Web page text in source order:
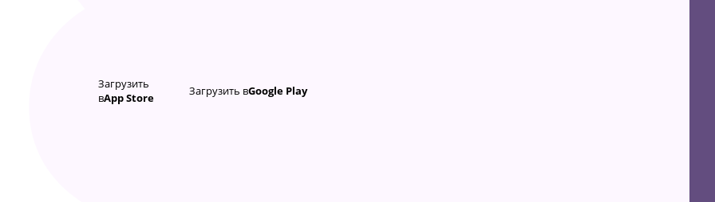
Загрузить
вApp Store Загрузить вGoogle Play